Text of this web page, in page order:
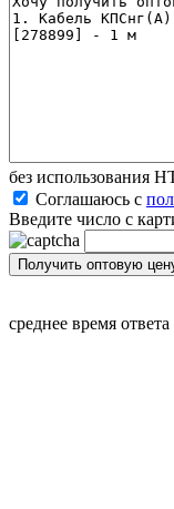
без иcпользования
Соглашаюсь с
Введите число с
среднее время